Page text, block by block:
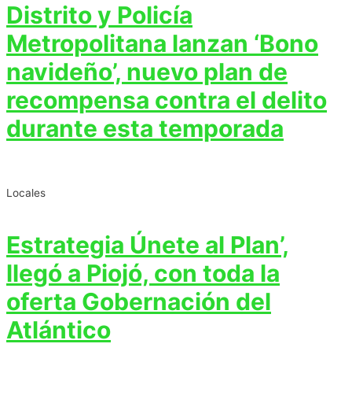
Distrito y Policía
Metropolitana lanzan ‘Bono
navideño’, nuevo plan de
recompensa contra el delito
durante esta temporada
Locales
Estrategia Únete al Plan’,
llegó a Piojó, con toda la
oferta Gobernación del
Atlántico